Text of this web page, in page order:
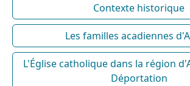
Contexte historique
Les familles acadiennes
L'Église catholique dans la région
Déportation